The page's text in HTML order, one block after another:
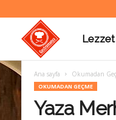
a
Ana sayfa Okumadan
OKUMADAN GEÇME
Yaza